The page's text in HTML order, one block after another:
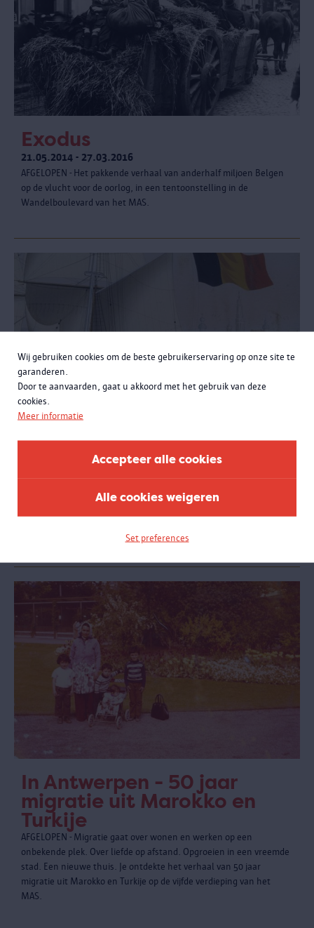
Wij gebruiken cookies om de beste gebruikerservaring op onze site te
garanderen.
Door te aanvaarden, gaat u akkoord met het gebruik van deze
cookies.
Meer informatie
Accepteer alle cookies
Alle cookies weigeren
Set preferences
Exodus
21.05.2014 - 27.03.2016
AFGELOPEN - Het pakkende verhaal van anderhalf miljoen Belgen
op de vlucht voor de oorlog, in een tentoonstelling in de
Wandelboulevard van het MAS.
Alle hens aan dek
Nationaal Scheepvaartmuseum. Een presentatie in het Kijkdepot
bracht verhalen en voorwerpen van verzamelaars met een passie
In Antwerpen - 50 jaar
migratie uit Marokko en
Turkije
AFGELOPEN - Migratie gaat over wonen en werken op een
onbekende plek. Over liefde op afstand. Opgroeien in een vreemde
stad. Een nieuwe thuis. Je ontdekte het verhaal van 50 jaar
migratie uit Marokko en Turkije op de vijfde verdieping van het
MAS.